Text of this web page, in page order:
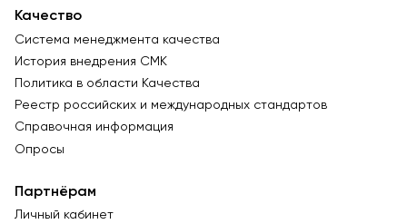
Качество
Система менеджмента качества
История внедрения СМК
Политика в области Качества
Реестр российских и международных стандартов
Справочная информация
Опросы
Партнёрам
Личный кабинет